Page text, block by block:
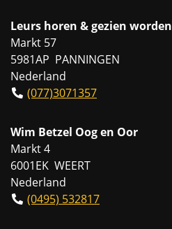
Leurs horen & gezien worden
Markt 57
5981AP PANNINGEN
Nederland
(077)3071357
Wim Betzel Oog en Oor
Markt 4
6001EK WEERT
Nederland
(0495) 532817